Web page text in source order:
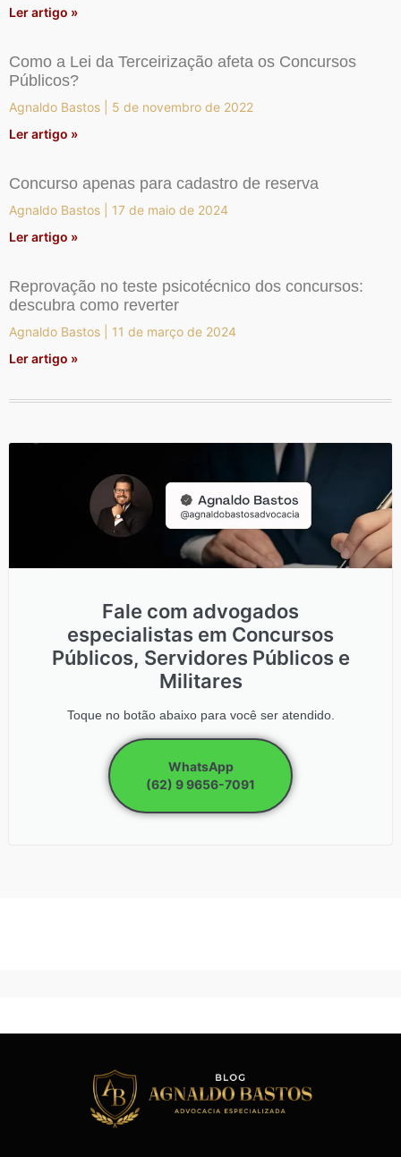
Ler artigo »
Como a Lei da Terceirização afeta os Concursos
Públicos?
Agnaldo Bastos
5 de novembro de 2022
Ler artigo »
Concurso apenas para cadastro de reserva
Agnaldo Bastos
17 de maio de 2024
Ler artigo »
Reprovação no teste psicotécnico dos concursos:
descubra como reverter
Agnaldo Bastos
11 de março de 2024
Ler artigo »
Fale com advogados
especialistas em Concursos
Públicos, Servidores Públicos e
Militares
Toque no botão abaixo para você ser atendido.
WhatsApp
(62) 9 9656-7091